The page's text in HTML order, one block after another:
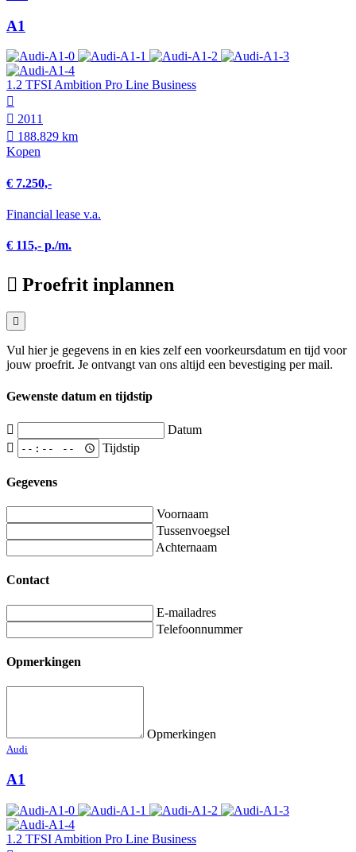
A1
1.2 TFSI Ambition Pro Line Business
2011
188.829 km
Kopen
€ 7.250,-
Financial lease v.a.
€ 115,- p./m.
Proefrit inplannen
Vul hier je gegevens in en kies zelf een voorkeursdatum en tijd voor
jouw proefrit. Je ontvangt van ons altijd een bevestiging per mail.
Gewenste datum en tijdstip
Datum
Tijdstip
Gegevens
Voornaam
Tussenvoegsel
Achternaam
Contact
E-mailadres
Telefoonnummer
Opmerkingen
Opmerkingen
Audi
A1
1.2 TFSI Ambition Pro Line Business